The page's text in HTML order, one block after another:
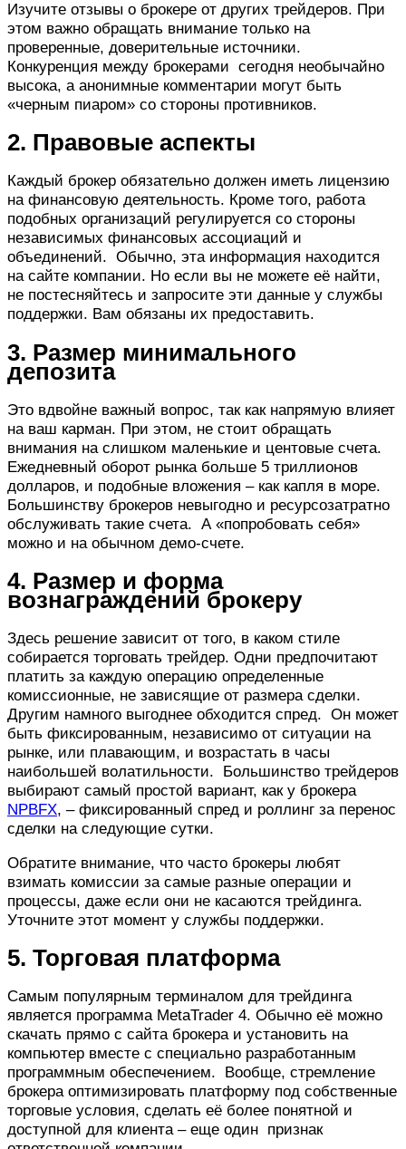
Изучите отзывы о брокере от других трейдеров. При
этом важно обращать внимание только на
проверенные, доверительные источники.
Конкуренция между брокерами сегодня необычайно
высока, а анонимные комментарии могут быть
«черным пиаром» со стороны противников.
2. Правовые аспекты
Каждый брокер обязательно должен иметь лицензию
на финансовую деятельность. Кроме того, работа
подобных организаций регулируется со стороны
независимых финансовых ассоциаций и
объединений. Обычно, эта информация находится
на сайте компании. Но если вы не можете её найти,
не постесняйтесь и запросите эти данные у службы
поддержки. Вам обязаны их предоставить.
3. Размер минимального
депозита
Это вдвойне важный вопрос, так как напрямую влияет
на ваш карман. При этом, не стоит обращать
внимания на слишком маленькие и центовые счета.
Ежедневный оборот рынка больше 5 триллионов
долларов, и подобные вложения – как капля в море.
Большинству брокеров невыгодно и ресурсозатратно
обслуживать такие счета. А «попробовать себя»
можно и на обычном демо-счете.
4. Размер и форма
вознаграждений брокеру
Здесь решение зависит от того, в каком стиле
собирается торговать трейдер. Одни предпочитают
платить за каждую операцию определенные
комиссионные, не зависящие от размера сделки.
Другим намного выгоднее обходится спред. Он может
быть фиксированным, независимо от ситуации на
рынке, или плавающим, и возрастать в часы
наибольшей волатильности. Большинство трейдеров
выбирают самый простой вариант, как у брокера
NPBFX, – фиксированный спред и роллинг за перенос
сделки на следующие сутки.
Обратите внимание, что часто брокеры любят
взимать комиссии за самые разные операции и
процессы, даже если они не касаются трейдинга.
Уточните этот момент у службы поддержки.
5. Торговая платформа
Самым популярным терминалом для трейдинга
является программа MetaTrader 4. Обычно её можно
скачать прямо с сайта брокера и установить на
компьютер вместе с специально разработанным
программным обеспечением. Вообще, стремление
брокера оптимизировать платформу под собственные
торговые условия, сделать её более понятной и
доступной для клиента – еще один признак